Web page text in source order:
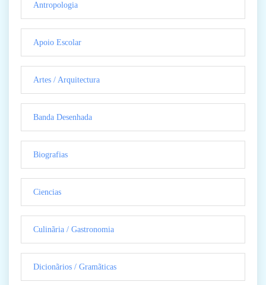
Antropologia
Apoio Escolar
Artes / Arquitectura
Banda Desenhada
Biografias
Ciencias
Culinãria / Gastronomia
Dicionãrios / Gramãticas